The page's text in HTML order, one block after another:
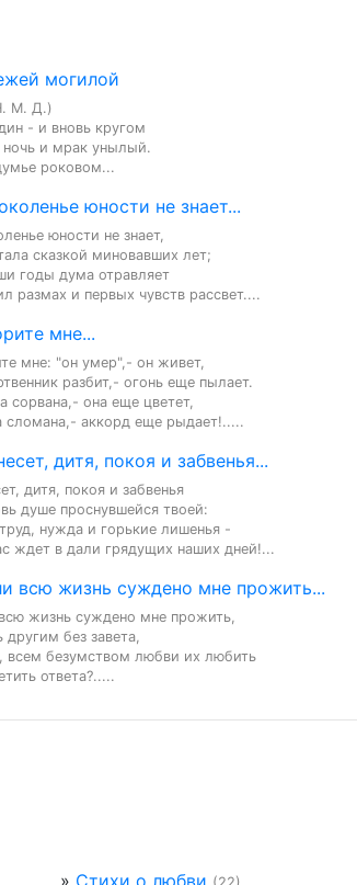
могилой
М. Д.)
- и вновь кругом
ночь и мрак унылый.
роковом...
юности не знает...
юности не знает,
сказкой миновавших лет;
годы дума отравляет
размах и первых чувств рассвет....
мне...
мне: "он умер",- он живет,
разбит,- огонь еще пылает.
сорвана,- она еще цветет,
сломана,- аккорд еще рыдает!.....
дитя, покоя и забвенья...
дитя, покоя и забвенья
душе проснувшейся твоей:
нужда и горькие лишенья -
ждет в дали грядущих наших дней!...
всю жизнь суждено мне прожить...
жизнь суждено мне прожить,
другим без завета,
всем безумством любви их любить
ответа?.....
» Стихи о любви